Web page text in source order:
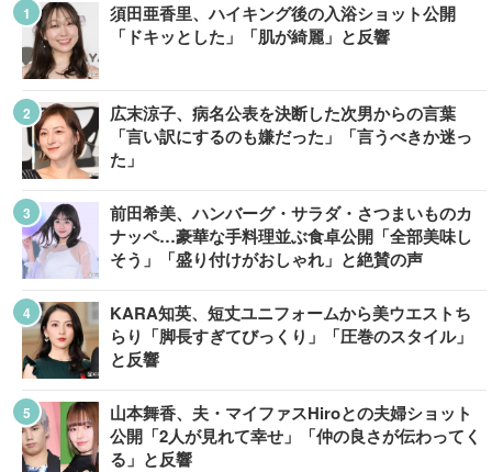
須田亜香里、ハイキング後の入浴ショット公開
「ドキッとした」「肌が綺麗」と反響
広末涼子、病名公表を決断した次男からの言葉
「言い訳にするのも嫌だった」「言うべきか迷っ
た」
前田希美、ハンバーグ・サラダ・さつまいものカ
ナッペ…豪華な手料理並ぶ食卓公開「全部美味し
そう」「盛り付けがおしゃれ」と絶賛の声
KARA知英、短丈ユニフォームから美ウエストち
らり「脚長すぎてびっくり」「圧巻のスタイル」
と反響
山本舞香、夫・マイファスHiroとの夫婦ショット
公開「2人が見れて幸せ」「仲の良さが伝わってく
る」と反響